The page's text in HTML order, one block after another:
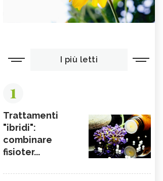
I più letti
1
Trattamenti
"ibridi":
combinare
fisioter...